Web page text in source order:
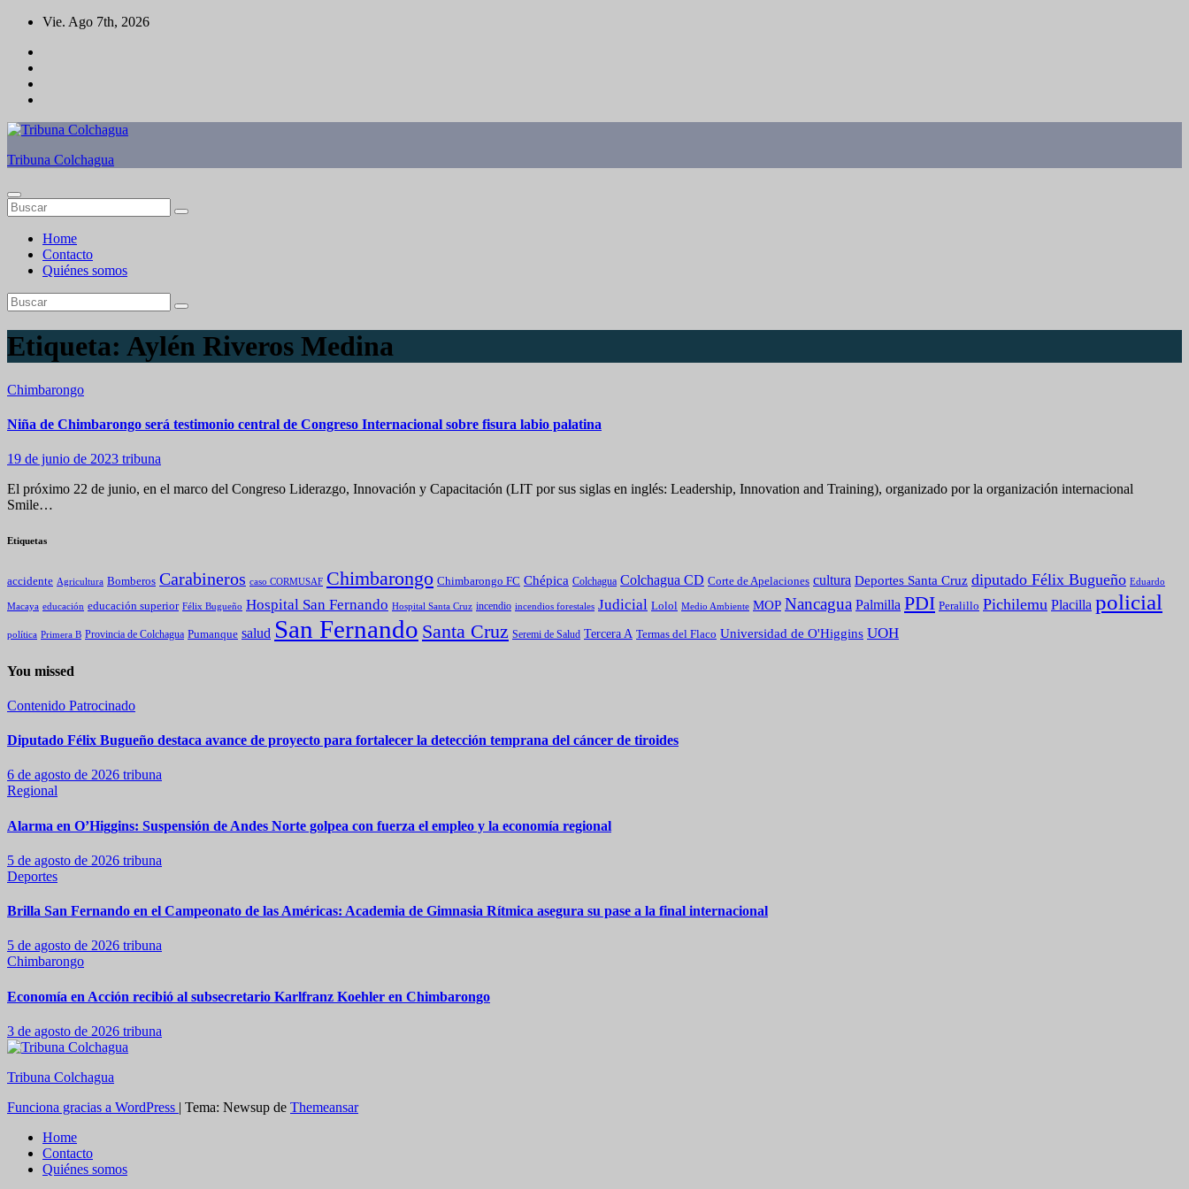
Saltar
contenido
Vie. Ago 7th, 2026
Tribuna Colchagua
Home
Contacto
Quiénes somos
Etiqueta: Aylén Riveros Medina
Chimbarongo
Niña de Chimbarongo será testimonio central de Congreso Internacional sobre fisura labio palatina
19 de junio de 2023 tribuna
El próximo 22 de junio, en el marco del Congreso Liderazgo, Innovación y Capacitación (LIT por sus siglas en inglés: Leadership, Innovation and Training), organizado por la organización internacional
Smile…
Etiquetas
accidente Agricultura Bomberos Carabineros caso CORMUSAF Chimbarongo Chimbarongo FC Chépica Colchagua Colchagua CD Corte de Apelaciones cultura Deportes Santa Cruz diputado Félix Bugueño Eduardo
Macaya educación educación superior Félix Bugueño Hospital San Fernando Hospital Santa Cruz incendio incendios forestales Judicial Lolol Medio Ambiente MOP Nancagua Palmilla PDI Peralillo Pichilemu Placilla policial
política Primera B Provincia de Colchagua Pumanque salud San Fernando Santa Cruz Seremi de Salud Tercera A Termas del Flaco Universidad de O'Higgins UOH
You missed
Contenido Patrocinado
Diputado Félix Bugueño destaca avance de proyecto para fortalecer la detección temprana del cáncer de tiroides
6 de agosto de 2026 tribuna
Regional
Alarma en O’Higgins: Suspensión de Andes Norte golpea con fuerza el empleo y la economía regional
5 de agosto de 2026 tribuna
Deportes
Brilla San Fernando en el Campeonato de las Américas: Academia de Gimnasia Rítmica asegura su pase a la final internacional
5 de agosto de 2026 tribuna
Chimbarongo
Economía en Acción recibió al subsecretario Karlfranz Koehler en Chimbarongo
3 de agosto de 2026 tribuna
Tribuna Colchagua
Funciona gracias a WordPress | Tema: Newsup de Themeansar
Home
Contacto
Quiénes somos